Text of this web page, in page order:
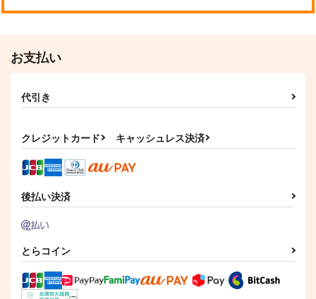
LOG 2018-2025
KUぜんぜつご
770円（税込）
金城剛士
サンプル
作品詳細
その日ぐらし
スモーカー×ロー
サンプル
お支払い
代引き
クレジットカード キャッシュレス決済
後払い決済
とらコイン